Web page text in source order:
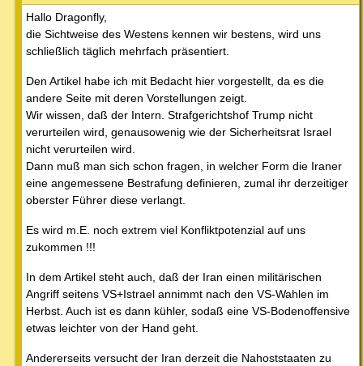
Hallo Dragonfly,
die Sichtweise des Westens kennen wir bestens, wird uns
schließlich täglich mehrfach präsentiert.
Den Artikel habe ich mit Bedacht hier vorgestellt, da es die
andere Seite mit deren Vorstellungen zeigt.
Wir wissen, daß der Intern. Strafgerichtshof Trump nicht
verurteilen wird, genausowenig wie der Sicherheitsrat Israel
nicht verurteilen wird.
Dann muß man sich schon fragen, in welcher Form die Iraner
eine angemessene Bestrafung definieren, zumal ihr derzeitiger
oberster Führer diese verlangt.
Es wird m.E. noch extrem viel Konfliktpotenzial auf uns
zukommen !!!
In dem Artikel steht auch, daß der Iran einen militärischen
Angriff seitens VS+Istrael annimmt nach den VS-Wahlen im
Herbst. Auch ist es dann kühler, sodaß eine VS-Bodenoffensive
etwas leichter von der Hand geht.
Andererseits versucht der Iran derzeit die Nahoststaaten zu